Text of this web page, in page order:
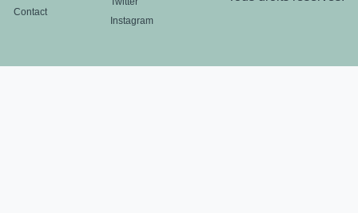
Contact
Instagram